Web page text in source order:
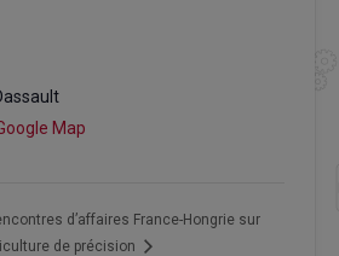
Map
d’affaires France-Hongrie sur
de précision